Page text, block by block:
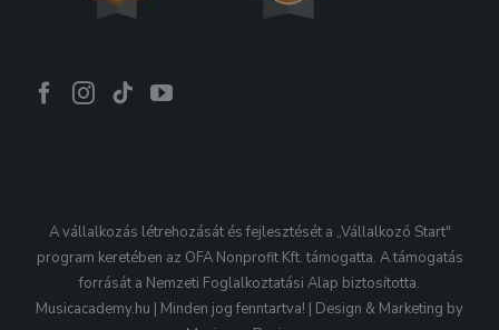
A vállalkozás létrehozását és fejlesztését a „Vállalkozó Start"
program keretében az OFA Nonprofit Kft. támogatta. A támogatás
forrását a Nemzeti Foglalkoztatási Alap biztosította.
Musicacademy.hu | Minden jog fenntartva! | Design & Marketing by